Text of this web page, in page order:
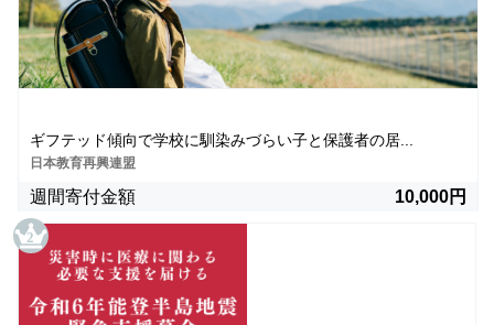
ギフテッド傾向で学校に馴染みづらい子と保護者の居...
日本教育再興連盟
週間寄付金額 10,000円